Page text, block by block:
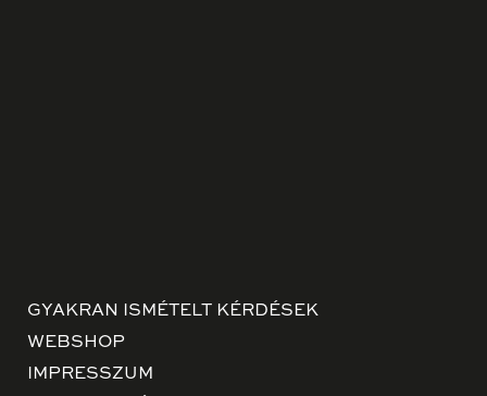
GYAKRAN ISMÉTELT KÉRDÉSEK
WEBSHOP
IMPRESSZUM